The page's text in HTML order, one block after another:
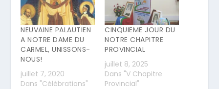
NEUVAINE PALAUTIEN
A NOTRE DAME DU
CARMEL, UNISSONS-
NOUS!
juillet 7, 2020
Dans "Célébrations"
CINQUIEME JOUR DU
NOTRE CHAPITRE
PROVINCIAL
juillet 8, 2025
Dans "V Chapitre
Provincial"